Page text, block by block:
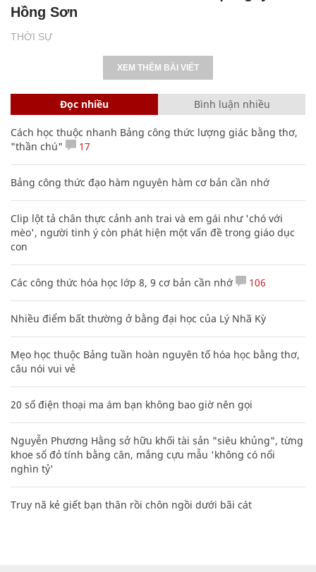
THỜI SỰ
Hồng Sơn
XEM THÊM BÀI VIẾT
Đọc nhiều Bình luận nhiều
Cách học thuộc nhanh Bảng công thức lượng giác bằng thơ,
"thần chú"
17
Bảng công thức đạo hàm nguyên hàm cơ bản cần nhớ
Clip lột tả chân thực cảnh anh trai và em gái như 'chó với
mèo', người tinh ý còn phát hiện một vấn đề trong giáo dục
con
Các công thức hóa học lớp 8, 9 cơ bản cần nhớ 106
Nhiều điểm bất thường ở bằng đại học của Lý Nhã Kỳ
Mẹo học thuộc Bảng tuần hoàn nguyên tố hóa học bằng thơ,
câu nói vui vẻ
20 số điện thoại ma ám bạn không bao giờ nên gọi
Nguyễn Phương Hằng sở hữu khối tài sản "siêu khủng", từng
khoe sổ đỏ tính bằng cân, mắng cựu mẫu 'không có nổi
nghìn tỷ'
Truy nã kẻ giết bạn thân rồi chôn ngồi dưới bãi cát